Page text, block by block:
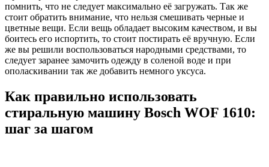
помнить, что не следует максимально её загружать. Так же
стоит обратить внимание, что нельзя смешивать черные и
цветные вещи. Если вещь обладает высоким качеством, и вы
боитесь его испортить, то стоит постирать её вручную. Если
же вы решили воспользоваться народными средствами, то
следует заранее замочить одежду в соленой воде и при
ополаскивании так же добавить немного уксуса.
Как правильно использовать
стиральную машину Bosch WOF 1610:
шаг за шагом